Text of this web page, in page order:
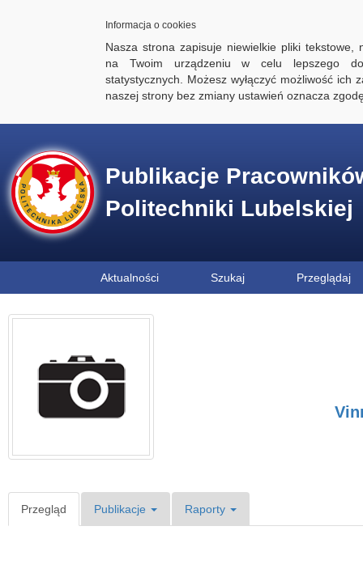
Informacja o cookies
Nasza strona zapisuje niewielkie pliki tekstowe,
na Twoim urządzeniu w celu lepszego
statystycznych. Możesz wyłączyć możliwość ich
naszej strony bez zmiany ustawień oznacza
Publikacje
Politechniki Lubelskiej
Aktualności Szukaj Przeglądaj
Przegląd Publikacje Raporty